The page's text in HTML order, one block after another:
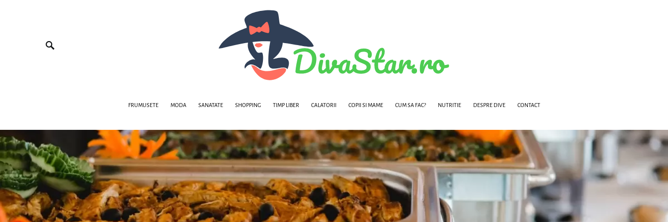
FRUMUSETE MODA SANATATE SHOPPING TIMP LIBER CALATORII COPII SI MAME CUM SA FAC? NUTRITIE DESPRE DIVE CONTACT